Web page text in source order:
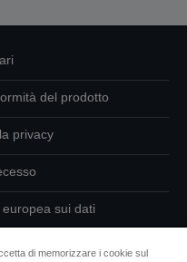
del prodotto
privacy
sui dati
di memorizzare i cookie sul